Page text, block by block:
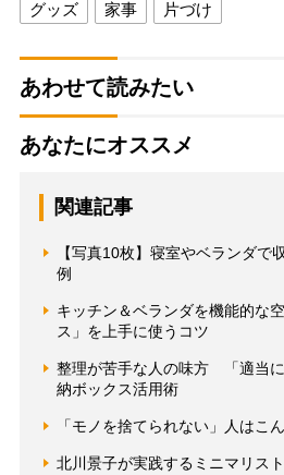
グッズ 家事 片づけ
あわせて読みたい
あなたにオススメ
関連記事
【写真10枚】寝室やベランダで
例
キッチン＆ベランダを機能的な
ス」を上手に使うコツ
整理が苦手な人の味方 「適当
納ボックス活用術
「モノを捨てられない」人はこ
北川景子が実践するミニマリス